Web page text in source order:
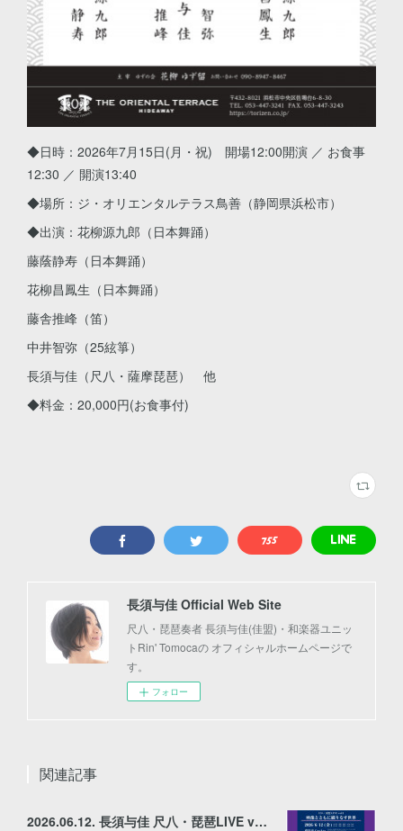
◆日時：2026年7月15日(月・祝) 開場12:00開演 ／ お食事
12:30 ／ 開演13:40
◆場所：ジ・オリエンタルテラス鳥善（静岡県浜松市）
◆出演：花柳源九郎（日本舞踊）
藤蔭静寿（日本舞踊）
花柳昌鳳生（日本舞踊）
藤舎推峰（笛）
中井智弥（25絃箏）
長須与佳（尺八・薩摩琵琶） 他
◆料金：20,000円(お食事付)
長須与佳 Official Web Site
尺八・琵琶奏者 長須与佳(佳盟)・和楽器ユニッ
トRin' Tomocaの オフィシャルホームページで
す。
フォロー
関連記事
2026.06.12. 長須与佳 尺八・琵琶LIVE vol.2〜映像とともに織りなす世界〜